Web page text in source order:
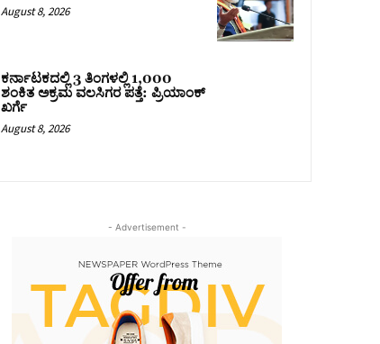
August 8, 2026
ಕರ್ನಾಟಕದಲ್ಲಿ 3 ತಿಂಗಳಲ್ಲಿ 1,000
ಶಂಕಿತ ಅಕ್ರಮ ವಲಸಿಗರ ಪತ್ತೆ: ಪ್ರಿಯಾಂಕ್‌
ಖರ್ಗೆ
August 8, 2026
- Advertisement -